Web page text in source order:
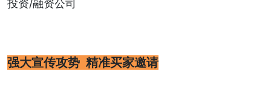
投资/融资公司
强大宣传攻势 精准买家邀请